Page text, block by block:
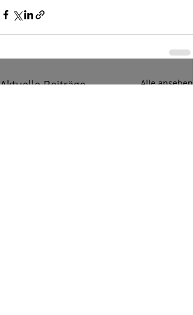
Aktuelle Beiträge Alle ansehen